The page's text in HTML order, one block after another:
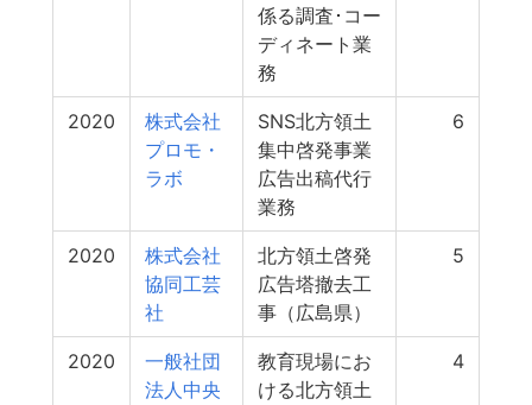
係る調査･コー
ディネート業
務
2020
株式会社
プロモ・
ラボ
SNS北方領土
集中啓発事業
広告出稿代行
業務
6
2020
株式会社
協同工芸
社
北方領土啓発
広告塔撤去工
事（広島県）
5
2020
一般社団
法人中央
教育現場にお
ける北方領土
4